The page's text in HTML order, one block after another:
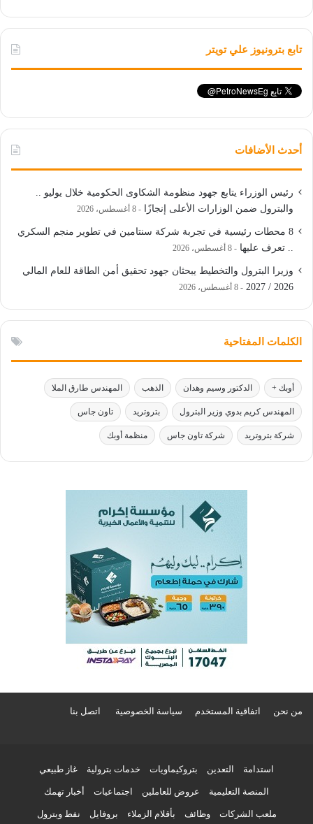
تابع بترونيوز علي تويتر
أحدث الأضافات
رئيس الوزراء يتابع جهود منظومة الشكاوى الحكومية خلال يوليو ..
والبترول ضمن الوزارات الأعلى إنجازًا
8 أغسطس، 2026
8 محطات رئيسية في تجربة شركة سنتامين في تطوير منجم السكري
.. تعرف عليها
8 أغسطس، 2026
وزيرا البترول والتخطيط يبحثان جهود تحقيق أمن الطاقة للعام المالي
2026 / 2027
8 أغسطس، 2026
الكلمات المفتاحية
أوبك + الدكتور وسيم وهدان الذهب المهندس طارق الملا
المهندس كريم بدوي وزير البترول بتروتريد تاون جاس
شركة بتروتريد شركة تاون جاس منظمة أوبك
من نحن اتفاقية المستخدم سياسة الخصوصية اتصل بنا
استدامة التعدين بتروكيماويات خدمات بترولية غاز طبيعي
المنصة التعليمية عروض للعاملين اجتماعيات أخبار تهمك
ملعب الشركات وظائف بأقلام الزملاء بروفايل نفط وبترول